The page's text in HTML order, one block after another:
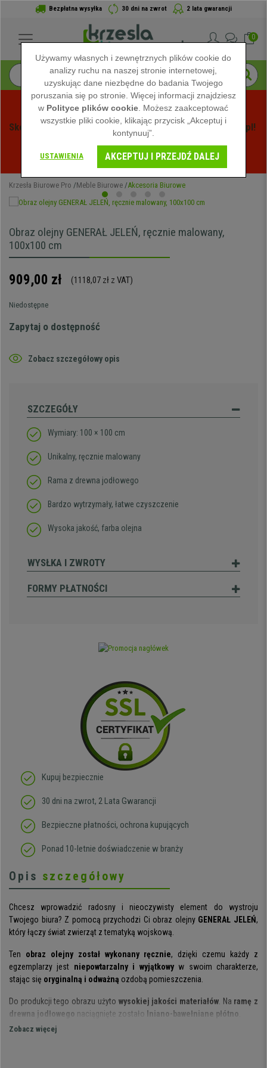
Bezpłatna wysyłka 30 dni na zwrot 2 lata gwarancji
0
Skorzystaj z Letnich Wyprzedaży na Krzeslabiurowepro.pl!
Zobacz oferty -
Krzesła Biurowe Pro Meble Biurowe Akcesoria Biurowe
Obraz olejny GENERAŁ JELEŃ, ręcznie malowany,
100x100 cm
909,00 zł (1118,07 zł z VAT)
Niedostępne
Zapytaj o dostępność
Zobacz szczegółowy opis
SZCZEGÓŁY
Wymiary: 100 × 100 cm
Unikalny, ręcznie malowany
Rama z drewna jodłowego
Bardzo wytrzymały, łatwe czyszczenie
Wysoka jakość, farba olejna
WYSŁKA I ZWROTY
FORMY PŁATNOŚCI
Kupuj bezpiecznie
30 dni na zwrot, 2 Lata Gwarancji
Bezpieczne płatności, ochrona kupujących
Ponad 10-letnie doświadczenie w branży
Opis szczegółowy
Chcesz wprowadzić radosny i nieoczywisty element do wystroju
Twojego biura? Z pomocą przychodzi Ci obraz olejnyGENERAŁ JELEŃ,
który łączy świat zwierząt z tematyką wojskową.
Ten obraz olejny został wykonany ręcznie, dzięki czemu każdy z
egzemplarzy jest niepowtarzalny i wyjątkowyw swoim charakterze,
stając się oryginalną i odważną ozdobą pomieszczenia.
Do produkcji tego obrazu użyto wysokiej jakości materiałów. Na ramę z
drewna jodłowego naciągnięte zostało lniano-bawełniane płótno
Ponadto, aby można było szybko i wygodnie powiesić obraz, został on
Zobacz więcej
Używamy własnych i zewnętrznych plików cookie do
analizy ruchu na naszej stronie internetowej,
uzyskując dane niezbędne do badania Twojego
poruszania się po stronie. Więcej informacji znajdziesz
w Polityce plików cookie . Możesz zaakceptować
wszystkie pliki cookie, klikając przycisk „Akceptuj i
kontynuuj”.
USTAWIENIA AKCEPTUJ I PRZEJDŹ DALEJ